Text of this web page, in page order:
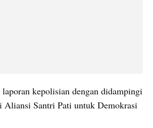
kepolisian dengan didampingi
Aliansi Santri Pati untuk Demokrasi